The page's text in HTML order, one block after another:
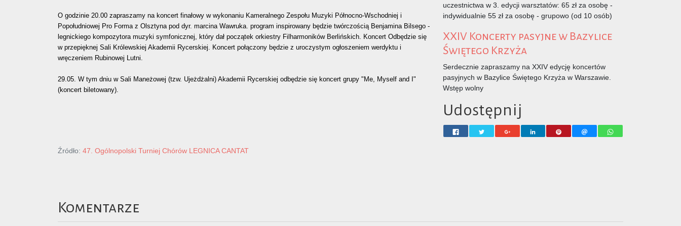
O godzinie 20.00 zapraszamy na koncert finałowy w wykonaniu Kameralnego Zespołu Muzyki Północno-Wschodniej i
Popołudniowej Pro Forma z Olsztyna pod dyr. marcina Wawruka. program inspirowany będzie twórczością Benjamina Bilsego -
legnickiego kompozytora muzyki symfonicznej, który dał początek orkiestry Filharmoników Berlińskich. Koncert Odbędzie się
w przepięknej Sali Królewskiej Akademii Rycerskiej. Koncert połączony będzie z uroczystym ogłoszeniem werdyktu i
wręczeniem Rubinowej Lutni.
29.05. W tym dniu w Sali Maneżowej (tzw. Ujeżdżalni) Akademii Rycerskiej odbędzie się koncert grupy "Me, Myself and I"
(koncert biletowany).
Źródło: 47. Ogólnopolski Turniej Chórów LEGNICA CANTAT
uczestnictwa w 3. edycji warsztatów: 65 zł za osobę -
indywidualnie 55 zł za osobę - grupowo (od 10 osób)
XXIV Koncerty pasyjne w Bazylice
Świętego Krzyża
Serdecznie zapraszamy na XXIV edycję koncertów
pasyjnych w Bazylice Świętego Krzyża w Warszawie.
Wstęp wolny
Udostępnij
Komentarze